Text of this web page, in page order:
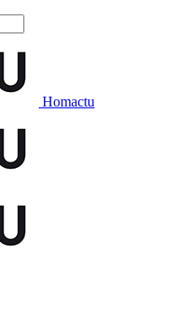
Homactu